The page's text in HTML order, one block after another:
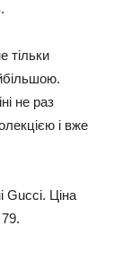
тільки
не раз
і вже
Gucci. Ціна